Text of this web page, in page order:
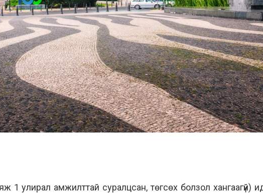
улирал амжилттай суралцсан, төгсөх болзол хангаагүй)